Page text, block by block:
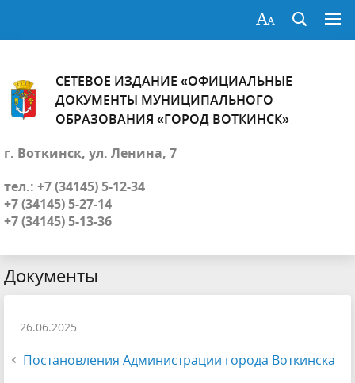
СЕТЕВОЕ ИЗДАНИЕ «ОФИЦИАЛЬНЫЕ
ДОКУМЕНТЫ МУНИЦИПАЛЬНОГО
ОБРАЗОВАНИЯ «ГОРОД ВОТКИНСК»
г. Воткинск, ул. Ленина, 7
тел.: +7 (34145) 5-12-34
+7 (34145) 5-27-14
+7 (34145) 5-13-36
Документы
26.06.2025
Постановления Администрации города Воткинска